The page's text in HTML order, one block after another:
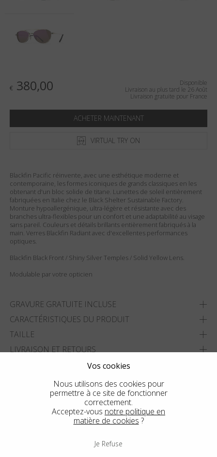
€ 380,00
Disponible
Livraison au plus tard le 26 Août
Livraison gratuite pour France
ACHETER MAINTENANT
VIRTUAL TRY ON
Blackfin Pacific réinvente, avec une esthétique moderne et
contemporaine, les formes iconiques de grands classiques en les
obtenant d'un bloc solide de titane. Lunettes de soleil entièrement
fabriquées en Italie chez le Black Shelter Sustainable Factory.
Monture hypoallergénique, ultra-légère et résistante avec des
branches ultra-flexibles pour un confort et une adaptabilité au visage
sans pareil. Couleurs et détails brillants entièrement fabriqués à la
main. Verres Blackfin Radiant avec d'excellentes performances
optiques.
Blackfin Black Front / Shiny Silver Temples / Solid Yellow Lens.
Modulable par votre opticien
GRAVURE GRATUITE INCLUSE
CARACTÉRISTIQUES DU PRODUIT
TAILLE
LIVRAISON ET RETOURS
TROUVER LE MAGASIN LE PLUS PROCHE
Vos cookies
Nous utilisons des cookies pour
permettre à ce site de fonctionner
correctement.
Acceptez-vous notre politique en
matière de cookies ?
Je Refuse